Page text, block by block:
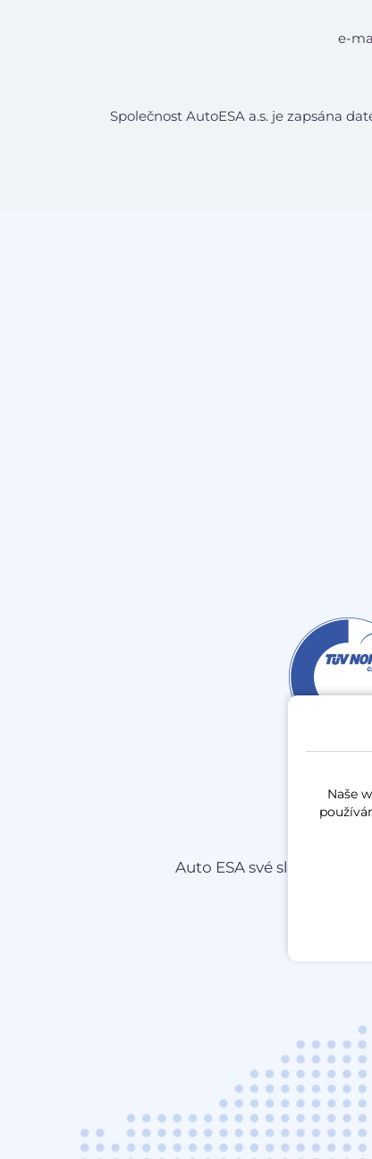
e-
Společnost AutoESA a.s. je zapsána
Auto ESA své služby
Naše